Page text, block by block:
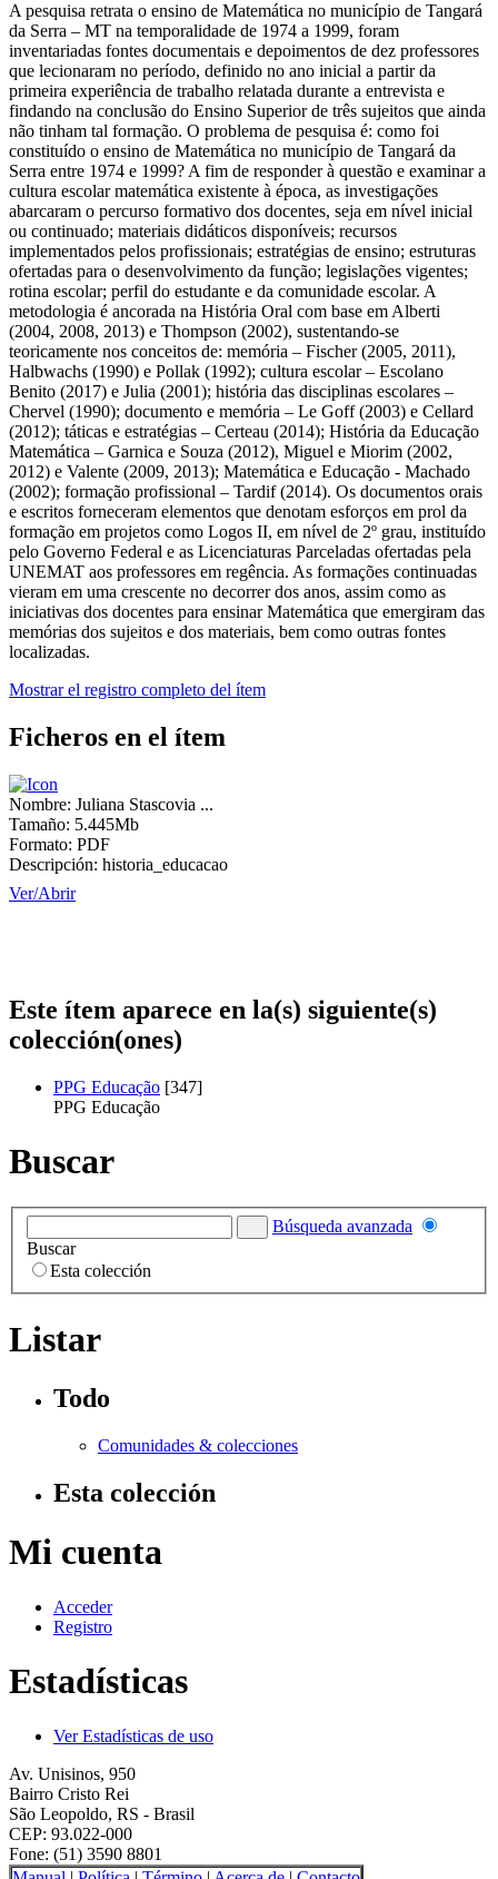
A pesquisa retrata o ensino de Matemática no município de Tangará
da Serra – MT na temporalidade de 1974 a 1999, foram
inventariadas fontes documentais e depoimentos de dez professores
que lecionaram no período, definido no ano inicial a partir da
primeira experiência de trabalho relatada durante a entrevista e
findando na conclusão do Ensino Superior de três sujeitos que ainda
não tinham tal formação. O problema de pesquisa é: como foi
constituído o ensino de Matemática no município de Tangará da
Serra entre 1974 e 1999? A fim de responder à questão e examinar a
cultura escolar matemática existente à época, as investigações
abarcaram o percurso formativo dos docentes, seja em nível inicial
ou continuado; materiais didáticos disponíveis; recursos
implementados pelos profissionais; estratégias de ensino; estruturas
ofertadas para o desenvolvimento da função; legislações vigentes;
rotina escolar; perfil do estudante e da comunidade escolar. A
metodologia é ancorada na História Oral com base em Alberti
(2004, 2008, 2013) e Thompson (2002), sustentando-se
teoricamente nos conceitos de: memória – Fischer (2005, 2011),
Halbwachs (1990) e Pollak (1992); cultura escolar – Escolano
Benito (2017) e Julia (2001); história das disciplinas escolares –
Chervel (1990); documento e memória – Le Goff (2003) e Cellard
(2012); táticas e estratégias – Certeau (2014); História da Educação
Matemática – Garnica e Souza (2012), Miguel e Miorim (2002,
2012) e Valente (2009, 2013); Matemática e Educação - Machado
(2002); formação profissional – Tardif (2014). Os documentos orais
e escritos forneceram elementos que denotam esforços em prol da
formação em projetos como Logos II, em nível de 2º grau, instituído
pelo Governo Federal e as Licenciaturas Parceladas ofertadas pela
UNEMAT aos professores em regência. As formações continuadas
vieram em uma crescente no decorrer dos anos, assim como as
iniciativas dos docentes para ensinar Matemática que emergiram das
memórias dos sujeitos e dos materiais, bem como outras fontes
localizadas.
Mostrar el registro completo del ítem
Ficheros en el ítem
Nombre: Juliana Stascovia ...
Tamaño: 5.445Mb
Formato: PDF
Descripción: historia_educacao
Ver/Abrir
Este ítem aparece en la(s) siguiente(s)
colección(ones)
PPG Educação [347]
PPG Educação
Buscar
Búsqueda avanzada
Buscar
Esta colección
Listar
Todo
Comunidades & colecciones
Esta colección
Mi cuenta
Acceder
Registro
Estadísticas
Ver Estadísticas de uso
Av. Unisinos, 950
Bairro Cristo Rei
São Leopoldo, RS - Brasil
CEP: 93.022-000
Fone: (51) 3590 8801